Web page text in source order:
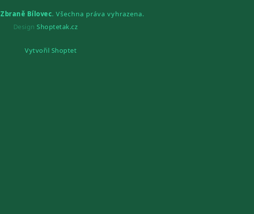
Zbraně Bílovec. Všechna práva vyhrazena.
DesignShoptetak.cz
Vytvořil Shoptet